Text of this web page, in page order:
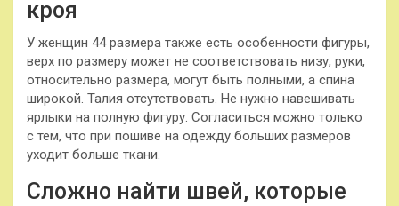
кроя
У женщин 44 размера также есть особенности фигуры,
верх по размеру может не соответствовать низу, руки,
относительно размера, могут быть полными, а спина
широкой. Талия отсутствовать. Не нужно навешивать
ярлыки на полную фигуру. Согласиться можно только
с тем, что при пошиве на одежду больших размеров
уходит больше ткани.
Сложно найти швей, которые